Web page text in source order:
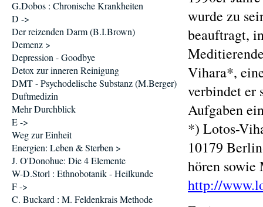
wurde zu
beauftragt,
Vihara*,
verbindet er
Aufgaben
*) Lotos-
10179
hören sowie
http://
G.Dobos : Chronische Krankheiten
D ->
Der reizenden Darm (B.I.Brown)
Demenz >
Depression - Goodbye
Detox zur inneren Reinigung
DMT - Psychodelische Substanz (M.Berger)
Duftmedizin
Mehr Durchblick
E ->
Weg zur Einheit
Energien: Leben & Sterben >
J. O'Donohue: Die 4 Elemente
W-D.Storl : Ethnobotanik - Heilkunde
F ->
C. Buckard : M. Feldenkrais Methode